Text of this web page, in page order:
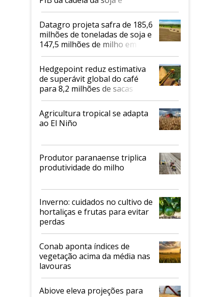
biodiesel em 2026
Datagro projeta safra de 185,6
milhões de toneladas de soja e
147,5 milhões de milho em
2026/27
Hedgepoint reduz estimativa
de superávit global do café
para 8,2 milhões de sacas
Agricultura tropical se adapta
ao El Niño
Produtor paranaense triplica
produtividade do milho
Inverno: cuidados no cultivo de
hortaliças e frutas para evitar
perdas
Conab aponta índices de
vegetação acima da média nas
lavouras
Abiove eleva projeções para